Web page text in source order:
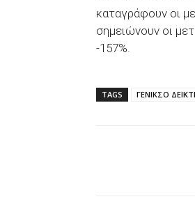
καταγράφουν οι
σημειώνουν οι
-157%.
TAGS ΓΕΝΙΚΣΟ